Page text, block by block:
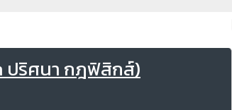
ปริศนา กฎฟิสิกส์)